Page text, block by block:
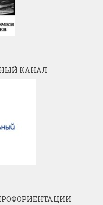
КАНАЛ